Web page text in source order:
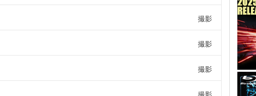
撮影
撮影
撮影